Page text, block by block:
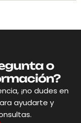
o
¡no dudes en
ayudarte y